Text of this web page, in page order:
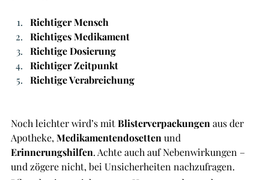
Richtiger Mensch
Richtiges Medikament
Richtige Dosierung
Richtiger Zeitpunkt
Richtige Verabreichung
Noch leichter wird’s mit Blisterverpackungen aus der
Apotheke, Medikamentendosetten und
Erinnerungshilfen. Achte auch auf Nebenwirkungen –
und zögere nicht, bei Unsicherheiten nachzufragen.